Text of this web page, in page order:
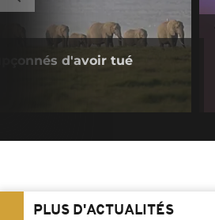
d'avoir tué
PLUS D'ACTUALITÉS